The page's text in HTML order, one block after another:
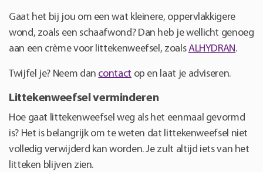
Gaat het bij jou om een wat kleinere, oppervlakkigere
wond, zoals een schaafwond? Dan heb je wellicht genoeg
aan een crème voor littekenweefsel, zoalsALHYDRAN.
Twijfel je? Neem dan contact op en laat je adviseren.
Littekenweefsel verminderen
Hoe gaat littekenweefsel weg als het eenmaal gevormd
is? Het is belangrijk om te weten dat littekenweefsel niet
volledig verwijderd kan worden. Je zult altijd iets van het
litteken blijven zien.